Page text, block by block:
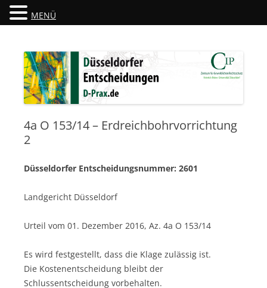
Düsseldorfer Entscheidungen
4a O 153/14 – Erdreichbohrvorrichtung
2
Düsseldorfer Entscheidungsnummer: 2601
Landgericht Düsseldorf
Urteil vom 01. Dezember 2016, Az. 4a O 153/14
Es wird festgestellt, dass die Klage zulässig ist.
Die Kostenentscheidung bleibt der
Schlussentscheidung vorbehalten.
MENÜ